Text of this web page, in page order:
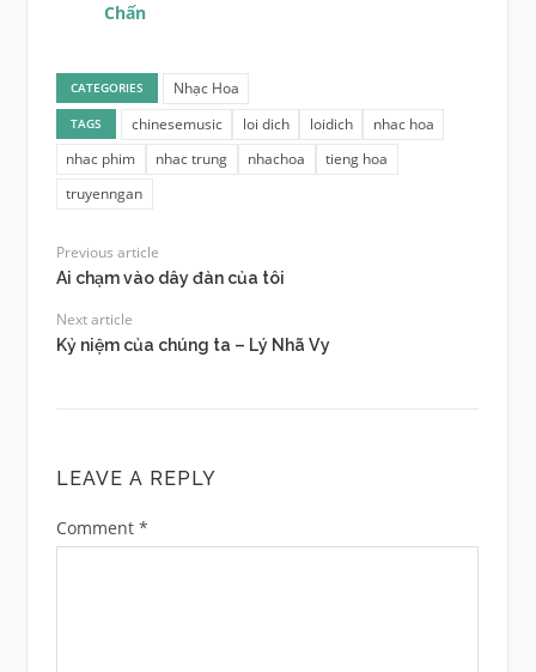
Chấn
CATEGORIES Nhạc Hoa
TAGS chinesemusic loi dich loidich
nhac hoa
nhac phim
nhac trung nhachoa
tieng hoa
truyenngan
Previous article
Ai chạm vào dây đàn của tôi
Next article
Kỷ niệm của chúng ta – Lý Nhã Vy
LEAVE A REPLY
Comment *